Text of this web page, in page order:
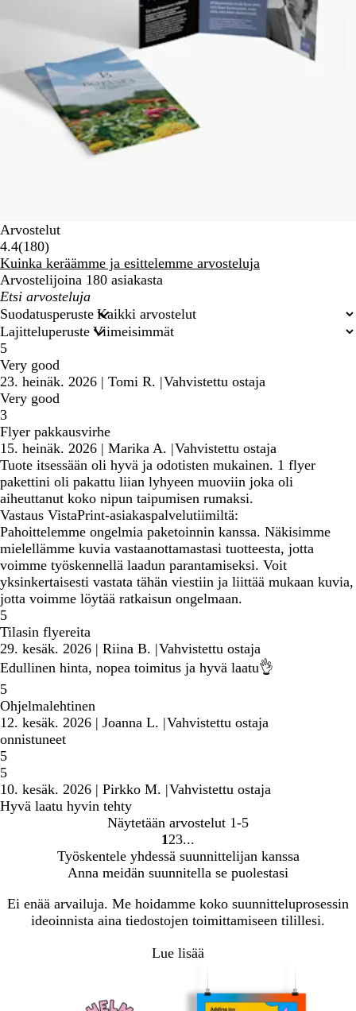
Arvostelut
4.4(180180
arvostelua
)
Kuinka keräämme ja esittelemme arvosteluja
Arvostelijoina 180 asiakasta
Omat
hakusyötteet
Suodatusperuste
Lajitteluperuste
5
Very good
23. heinäk. 2026 | Tomi R. |Vahvistettu ostaja
Very good
3
Flyer pakkausvirhe
15. heinäk. 2026 | Marika A. |Vahvistettu ostaja
Tuote itsessään oli hyvä ja odotisten mukainen. 1 flyer
pakettini oli pakattu liian lyhyeen muoviin joka oli
aiheuttanut koko nipun taipumisen rumaksi.
Vastaus VistaPrint-asiakaspalvelutiimiltä:
Pahoittelemme ongelmia paketoinnin kanssa. Näkisimme
mielellämme kuvia vastaanottamastasi tuotteesta, jotta
voimme työskennellä laadun parantamiseksi. Voit
yksinkertaisesti vastata tähän viestiin ja liittää mukaan kuvia,
jotta voimme löytää ratkaisun ongelmaan.
5
Tilasin flyereita
29. kesäk. 2026 | Riina B. |Vahvistettu ostaja
Edullinen hinta, nopea toimitus ja hyvä laatu👌
5
Ohjelmalehtinen
12. kesäk. 2026 | Joanna L. |Vahvistettu ostaja
onnistuneet
5
5
10. kesäk. 2026 | Pirkko M. |Vahvistettu ostaja
Hyvä laatu hyvin tehty
Näytetään arvostelut 1-5
siirry
sivulle
1
1 siirry
sivulle
2
2 siirry
sivulle
3
3
Työskentele yhdessä suunnittelijan kanssa
Anna meidän suunnitella se puolestasi
Ei enää arvailuja. Me hoidamme koko suunnitteluprosessin
ideoinnista aina tiedostojen toimittamiseen tilillesi.
Lue lisää